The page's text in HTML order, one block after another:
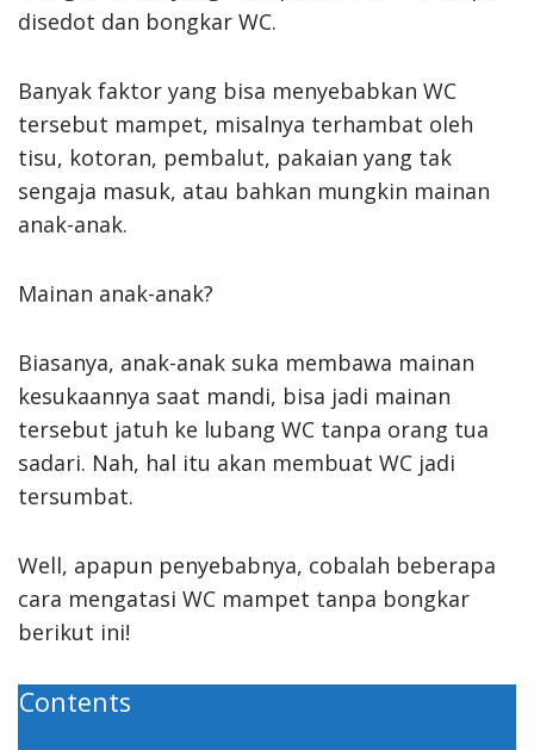
disedot dan bongkar WC.
Banyak faktor yang bisa menyebabkan WC
tersebut mampet, misalnya terhambat oleh
tisu, kotoran, pembalut, pakaian yang tak
sengaja masuk, atau bahkan mungkin mainan
anak-anak.
Mainan anak-anak?
Biasanya, anak-anak suka membawa mainan
kesukaannya saat mandi, bisa jadi mainan
tersebut jatuh ke lubang WC tanpa orang tua
sadari. Nah, hal itu akan membuat WC jadi
tersumbat.
Well, apapun penyebabnya, cobalah beberapa
cara mengatasi WC mampet tanpa bongkar
berikut ini!
Contents